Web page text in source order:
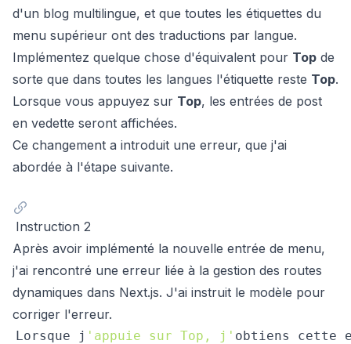
d'un blog multilingue, et que toutes les étiquettes du
menu supérieur ont des traductions par langue.
Implémentez quelque chose d'équivalent pour Top de
sorte que dans toutes les langues l'étiquette reste Top.
Lorsque vous appuyez sur Top, les entrées de post
en vedette seront affichées.
Ce changement a introduit une erreur, que j'ai
abordée à l'étape suivante.
Instruction 2
Après avoir implémenté la nouvelle entrée de menu,
j'ai rencontré une erreur liée à la gestion des routes
dynamiques dans Next.js. J'ai instruit le modèle pour
corriger l'erreur.
Lorsque j 'appuie sur Top, j' obtiens cette